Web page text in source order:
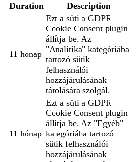
Duration Description
11 hónap
Ezt a süti a GDPR
Cookie Consent plugin
állítja be. Az
"Analitika" kategóriába
tartozó sütik
felhasználói
hozzájárulásának
tárolására szolgál.
11 hónap
Ezt a süti a GDPR
Cookie Consent plugin
állítja be. Az "Egyéb"
kategóriába tartozó
sütik felhasználói
hozzájárulásának